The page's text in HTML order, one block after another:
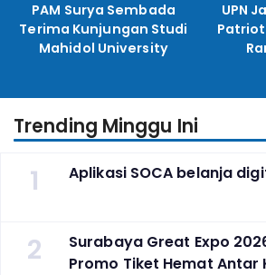
PAM Surya Sembada
Terima Kunjungan Studi
Mahidol University
UPN
Trending Minggu Ini
1 Aplikasi SOCA belanja
2
Surabaya Great Expo
Promo Tiket Hemat Antar